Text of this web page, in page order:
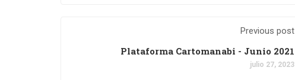
Previous post
Plataforma Cartomanabi - Junio 2021
julio 27, 2023